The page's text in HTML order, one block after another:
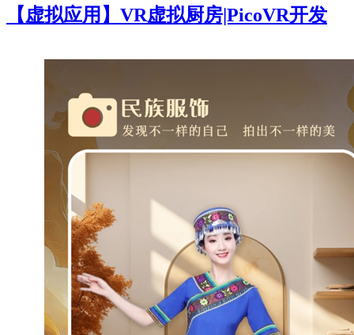
【虚拟应用】VR虚拟厨房|PicoVR开发